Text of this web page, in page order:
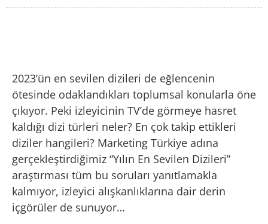
2023’ün en sevilen dizileri de eğlencenin
ötesinde odaklandıkları toplumsal konularla öne
çıkıyor. Peki izleyicinin TV’de görmeye hasret
kaldığı dizi türleri neler? En çok takip ettikleri
diziler hangileri? Marketing Türkiye adına
gerçekleştirdiğimiz “Yılın En Sevilen Dizileri”
araştırması tüm bu soruları yanıtlamakla
kalmıyor, izleyici alışkanlıklarına dair derin
içgörüler de sunuyor…